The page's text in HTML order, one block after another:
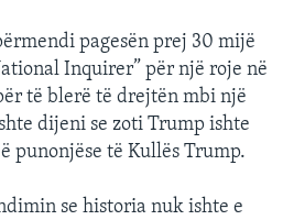
pagesën prej 30 mijë
Inquirer” për një roje në
të blerë të drejtën mbi një
dijeni se zoti Trump ishte
punonjëse të Kullës Trump.
se historia nuk ishte e